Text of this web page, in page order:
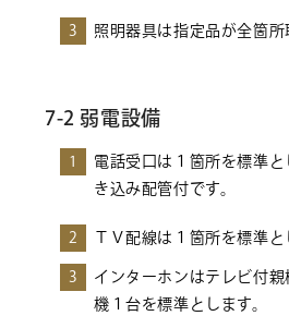
3 照明器具は指定品が全箇所
7-2 弱電設備
1
電話受口は１箇所を標準と
き込み配管付です。
2 ＴＶ配線は１箇所を標準と
3
インターホンはテレビ付
機１台を標準とします。